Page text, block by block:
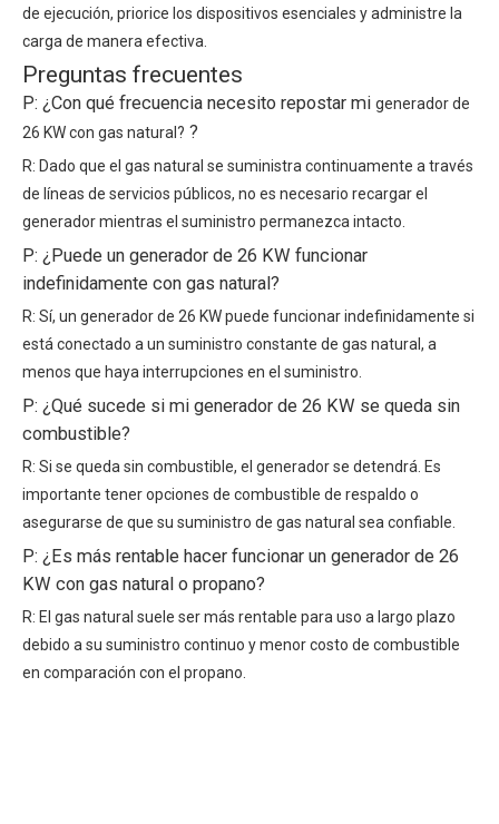
de ejecución, priorice los dispositivos esenciales y administre la
carga de manera efectiva.
Preguntas frecuentes
P: ¿Con qué frecuencia necesito repostar mi generador de
26 KW con gas natural? ?
R: Dado que el gas natural se suministra continuamente a través
de líneas de servicios públicos, no es necesario recargar el
generador mientras el suministro permanezca intacto.
P: ¿Puede un generador de 26 KW funcionar
indefinidamente con gas natural?
R: Sí, un generador de 26 KW puede funcionar indefinidamente si
está conectado a un suministro constante de gas natural, a
menos que haya interrupciones en el suministro.
P: ¿Qué sucede si mi generador de 26 KW se queda sin
combustible?
R: Si se queda sin combustible, el generador se detendrá. Es
importante tener opciones de combustible de respaldo o
asegurarse de que su suministro de gas natural sea confiable.
P: ¿Es más rentable hacer funcionar un generador de 26
KW con gas natural o propano?
R: El gas natural suele ser más rentable para uso a largo plazo
debido a su suministro continuo y menor costo de combustible
en comparación con el propano.